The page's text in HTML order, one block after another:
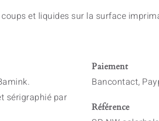
et liquides sur la surface
sérigraphié par
Paiement
Bancontact,
Référence